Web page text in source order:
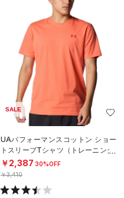
SALE
UAパフォーマンスコットン ショー
トスリーブTシャツ（トレーニング/
MEN）
￥2,387 30%OFF
￥3,410